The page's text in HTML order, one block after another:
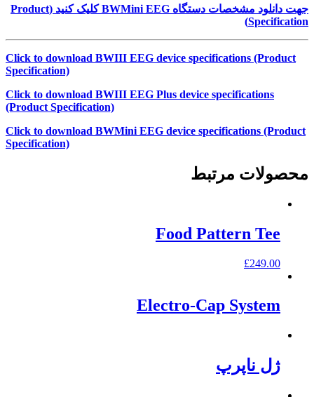
جهت دانلود مشخصات دستگاه BWMini EEGکلیک کنید (Product
Specification
)
Click to download BWIII EEG device specifications (Product
Specification)
Click to download BWIII EEG Plus device specifications
(Product Specification)
Click to download BWMini EEG device specifications (Product
Specification)
محصولات مرتبط
Food Pattern Tee
£249.00
Electro-Cap System
ژل ناپرپ